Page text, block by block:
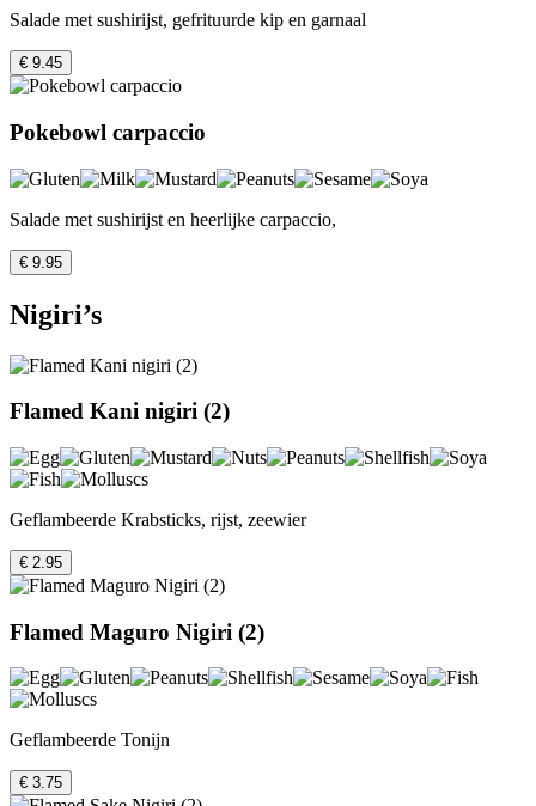
Salade met sushirijst, gefrituurde kip en garnaal
€ 9.45
Pokebowl carpaccio
Salade met sushirijst en heerlijke carpaccio,
€ 9.95
Nigiri’s
Flamed Kani nigiri (2)
Geflambeerde Krabsticks, rijst, zeewier
€ 2.95
Flamed Maguro Nigiri (2)
Geflambeerde Tonijn
€ 3.75